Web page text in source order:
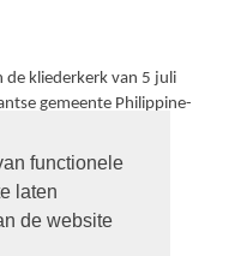
functionele
laten
de website
de kliederkerk van 5 juli
gemeente Philippine-